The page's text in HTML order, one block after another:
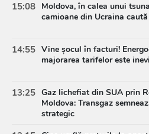
15:08 Moldova, în calea unui
camioane din Ucraina
14:55 Vine șocul în facturi!
majorarea tarifelor este
13:25 Gaz lichefiat din SUA prin
Moldova: Transgaz
strategic